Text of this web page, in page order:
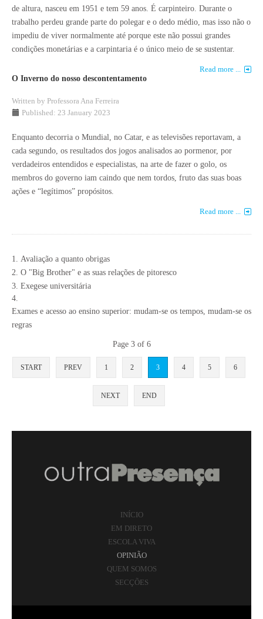
de altura, nasceu em 1951 e tem 59 anos. É carpinteiro. Durante o
trabalho perdeu grande parte do polegar e o dedo médio, mas isso não o
impediu de viver normalmente até porque este não possui grandes
condições monetárias e a carpintaria é o único meio de se sustentar.
Read more ...
O Inverno do nosso descontentamento
Written by Professora Ana Ferreira
Published: 23 January 2023
Enquanto decorria o Mundial, no Catar, e as televisões reportavam, a
cada segundo, os resultados dos jogos analisados ao pormenor, por
verdadeiros entendidos e especialistas, na arte de fazer o golo, os
membros do governo iam caindo que nem tordos, fruto das suas boas
ações e “legítimos” propósitos.
Read more ...
Avaliação a quanto obrigas
O "Big Brother" e as suas relações de pitoresco
Exegese universitária
Exames e acesso ao ensino superior: mudam-se os tempos, mudam-se os
regras
Page 3 of 6
START PREV 1 2 3 4 5 6
NEXT END
INÍCIO
EM DIRETO
ESCOLA VIVA
OPINIÃO
QUEM SOMOS
SECÇÕES